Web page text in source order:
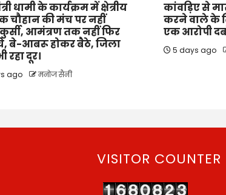
धामी के कार्यक्रम में क्षेत्रीय
चौहान की मंच पर नहीं
आमंत्रण तक नहीं फिर
बे-आबरू होकर बैठे, जिला
रहा दूर।
ago मनोज सैनी
कांवड़िए से
करने वाले के
एक आरोपी
5 days ago
VISITOR COUNTER